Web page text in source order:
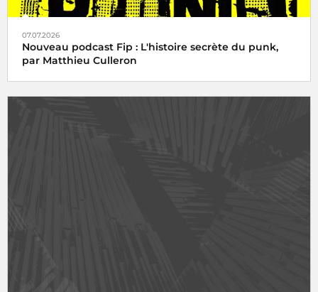
07.07.2026
Nouveau podcast Fip : L'histoire secrète du punk,
par Matthieu Culleron